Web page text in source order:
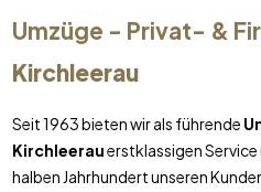
Umzüge - Privat- &
Kirchleerau
Seit 1963 bieten wir als führende
Kirchleerauerstklassigen
halben Jahrhundert unseren